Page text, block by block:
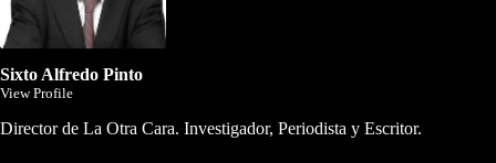
Sixto Alfredo Pinto
View Profile
Director de La Otra Cara. Investigador, Periodista y Escritor.